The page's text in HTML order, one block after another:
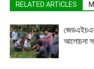
RELATED ARTICLES
আলোচনা